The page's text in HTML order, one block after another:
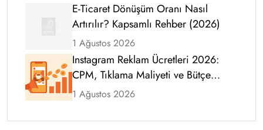
E-Ticaret Dönüşüm Oranı Nasıl
Artırılır? Kapsamlı Rehber (2026)
1 Ağustos 2026
Instagram Reklam Ücretleri 2026:
CPM, Tıklama Maliyeti ve Bütçe
Rehberi
1 Ağustos 2026